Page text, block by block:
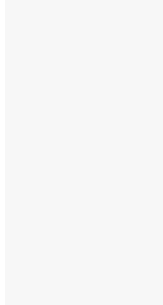
23 жовтня 2025 року у своїй
Предстоятель Православної
Блаженнійший Митрополит
України Епіфаній прийняв
військового капеланства
полковника Олександра